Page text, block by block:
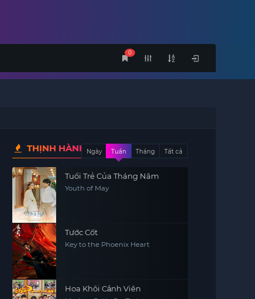
0
THỊNH HÀNHNgày Tuần Tháng Tất cả
Tuổi Trẻ Của Tháng Năm
Youth of May
Tước Cốt
Key to the Phoenix Heart
Hoa Khôi Cảnh Viên